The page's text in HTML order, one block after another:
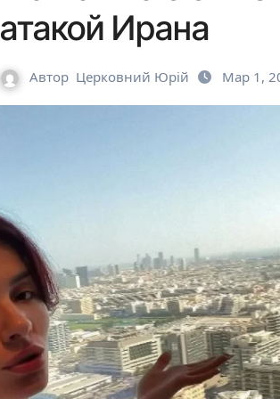
атакой Ирана
Автор Церковний Юрій Мар 1,